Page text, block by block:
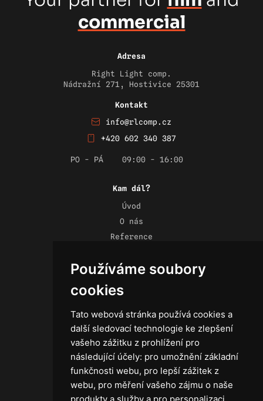
Používáme soubory
cookies
Tato webová stránka používá cookies a
další sledovací technologie ke zlepšení
vašeho zážitku z prohlížení pro
následující účely: pro umožnění základní
funkčnosti webu, pro lepší zážitek z
webu, pro měření vašeho zájmu o naše
commercial
Adresa
Right Light comp.
Nádražní 271, Hostivice 25301
Kontakt
info@rlcomp.cz
+420 602 340 387
PO - PÁ 09:00 - 16:00
Kam dál?
Úvod
O nás
Reference
Kontakt
Obchodní podmínky
Zásady ochrany osobních údajů
Technika
Světla
Příslušenství ke světlům